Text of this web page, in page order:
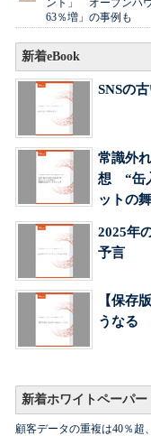
ント」 オープンハ
63％増」の事例も
新着eBook
SNSの
常識外
想 “缶
ットの
2025年
予言
【保存
うなる
新着ホワイトペーパー
顧客データの重複は40％超